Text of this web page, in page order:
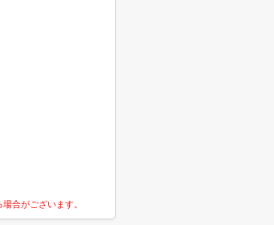
合がございます。